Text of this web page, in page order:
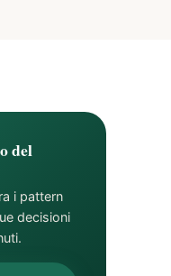
del
i pattern
decisioni